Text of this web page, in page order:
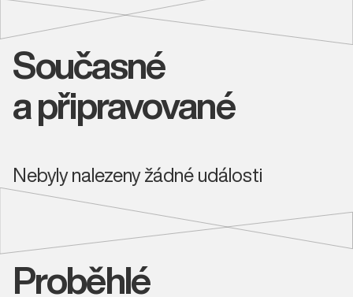
Současné
a připravované
Nebyly nalezeny žádné události
Proběhlé